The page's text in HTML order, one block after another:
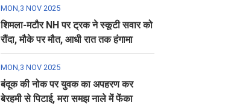
MON,3 NOV 2025
शिमला-मटौर NH पर ट्रक ने स्कूटी सवार को
रौंदा, मौके पर मौत, आधी रात तक हंगामा
MON,3 NOV 2025
बंदूक की नोक पर युवक का अपहरण कर
बेरहमी से पिटाई, मरा समझ नाले में फेंका